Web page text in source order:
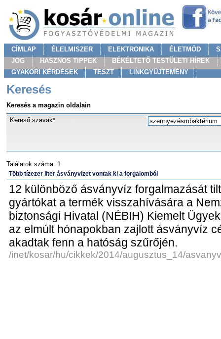
CÍMLAP ÉLELMISZER ELEKTRONIKA ÉLETMÓD
JOG
HASZNOS TIPPEK
BÉKÉLTETŐ TESTÜLETI HÍREK
GYAKORI KÉRDÉSEK
TESZT LINKGYÜJTEMÉNY
Keresés
Keresés a magazin oldalain
Kereső szavak*
Találatok száma: 1
Több tízezer liter ásványvizet vontak ki a forgalomból
12 különböző ásványvíz forgalmazását
gyártókat a termék visszahívására a
biztonsági Hivatal (NÉBIH) Kiemelt
az elmúlt hónapokban zajlott ásványvíz
akadtak fenn a hatóság szűrőjén.
/inet/kosar/hu/cikkek/2014/augusztus_14/